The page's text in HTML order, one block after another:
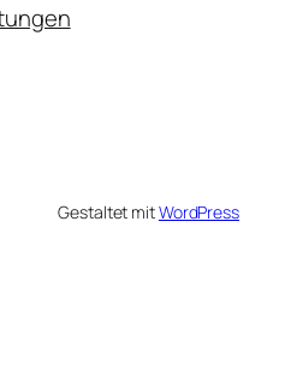
Gestaltet mitWordPress